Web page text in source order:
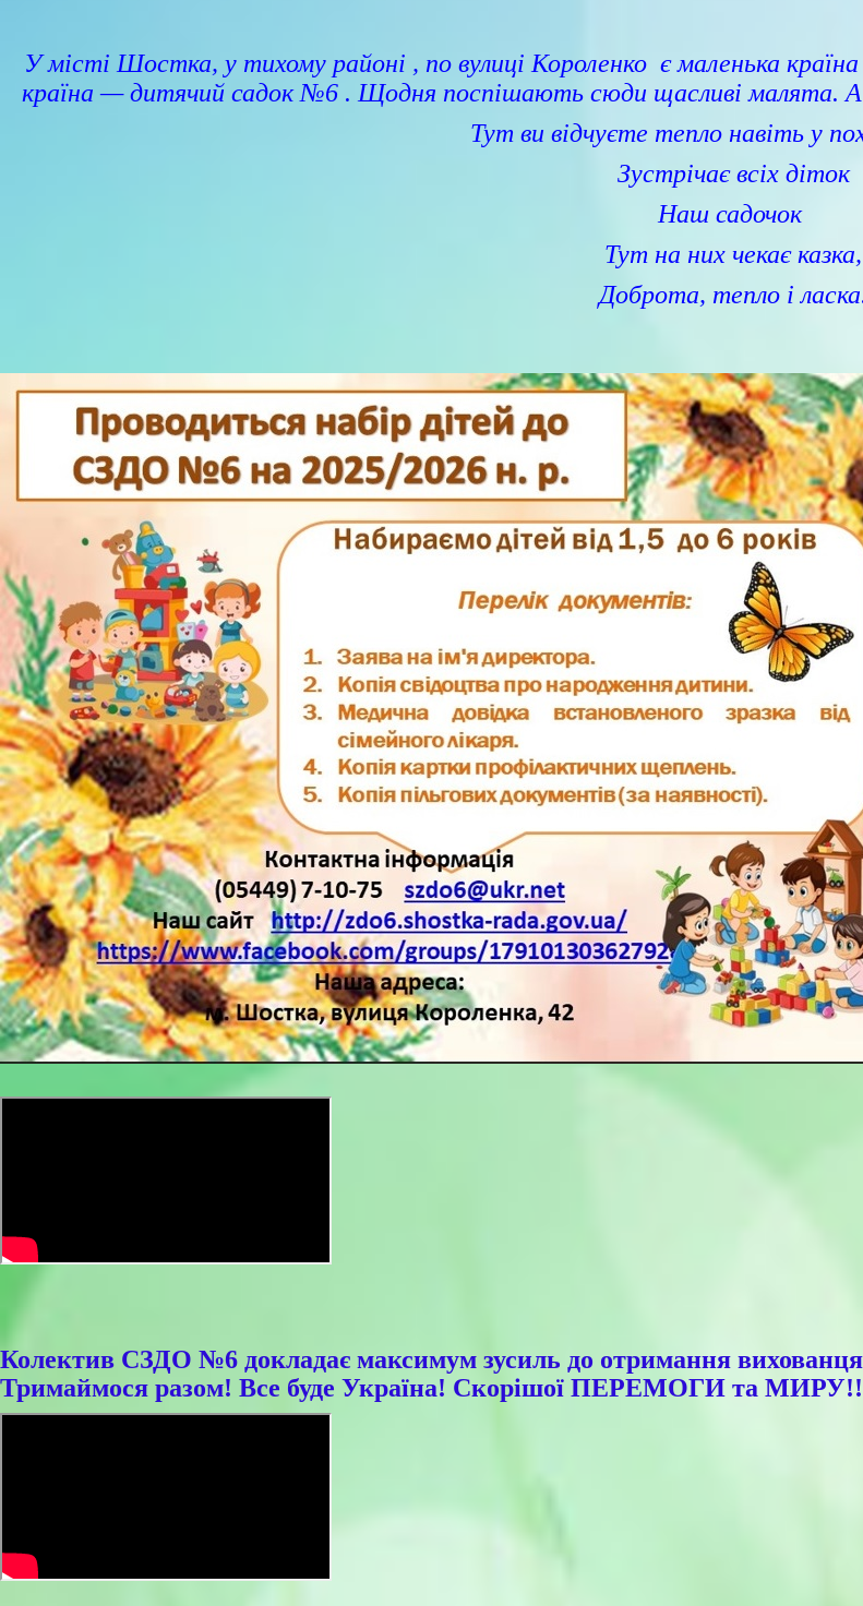
У місті Шостка, у тихому районі , по вулиці Короленко є маленька
країна — дитячий садок №6 . Щодня поспішають сюди щасливі малята. А
Тут ви відчуєте тепло навіть у
Зустрічає всіх діток
Наш садочок
Тут на них чекає казка,
Доброта, тепло і
Колектив СЗДО №6 докладає максимум зусиль до отримання
Тримаймося разом! Все буде Україна! Скорішої ПЕРЕМОГИ та